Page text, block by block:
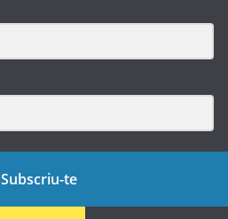
Subscriu-te